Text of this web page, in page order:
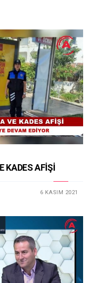
KADES AFİŞİ
6 KASIM 2021